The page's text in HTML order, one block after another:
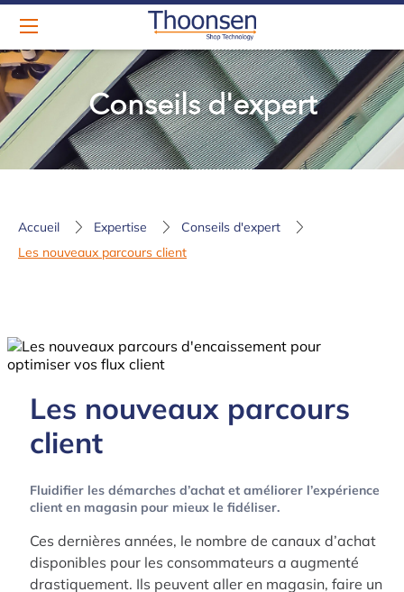
Conseils d'expert
Accueil Expertise
Conseils d'expert
Les nouveaux parcours client
Les nouveaux parcours
client
Fluidifier les démarches d’achat et améliorer l’expérience
client en magasin pour mieux le fidéliser.
Ces dernières années, le nombre de canaux d’achat
disponibles pour les consommateurs a augmenté
drastiquement. Ils peuvent aller en magasin, faire un